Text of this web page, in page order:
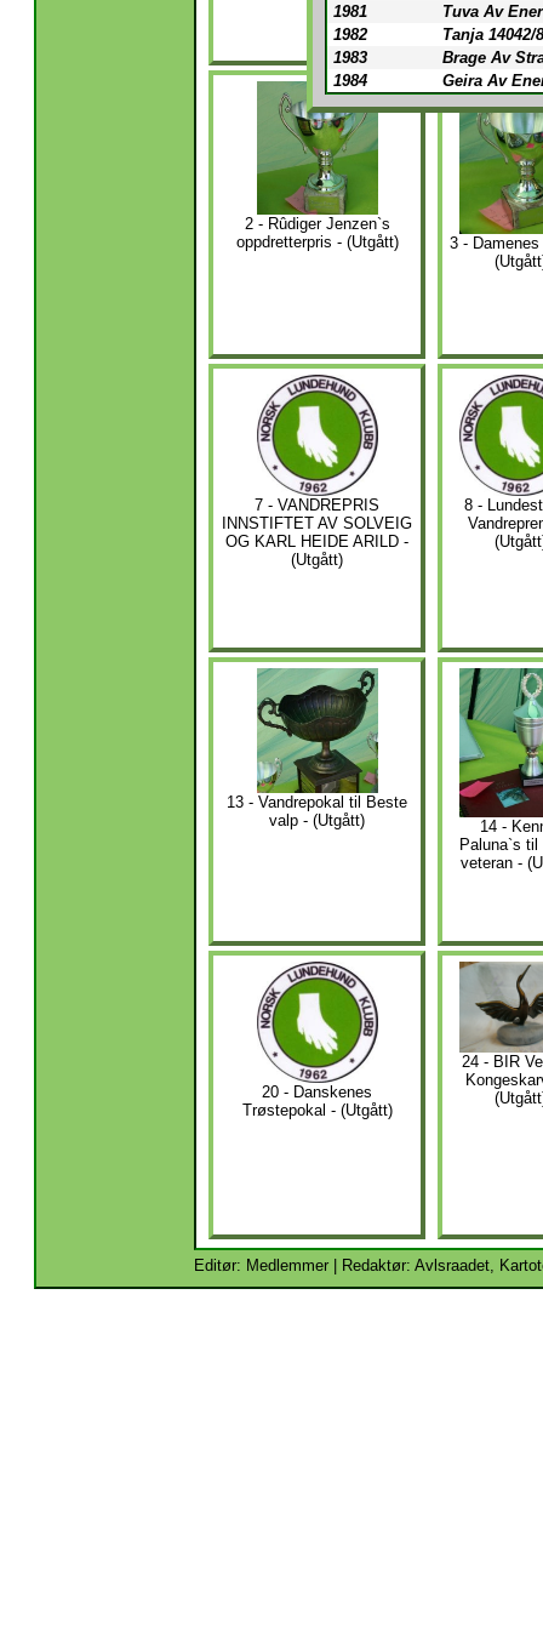
2 - Rûdiger Jenzen`s
oppdretterpris - (Utgått)
3 -
7 - VANDREPRIS
INNSTIFTET AV SOLVEIG
OG KARL HEIDE ARILD -
(Utgått)
8 -
13 - Vandrepokal til Beste
valp - (Utgått)
14 -
Paluna`s til
veteran -
20 - Danskenes
Trøstepokal - (Utgått)
24 - BIR
1981
Tuva Av
1982
Tanja 14042/
1983
Brage Av
1984
Geira Av
Editør: Medlemmer | Redaktør: Avlsraadet,